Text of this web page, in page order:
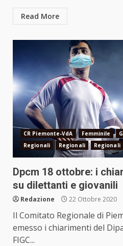
Read More
CR Piemonte-VdA Femminile
Regionali
Regionali Regionali
Dpcm 18 ottobre: i
su dilettanti e giovanili
Redazione 22 Ottobre 2020
Il Comitato Regionale di
emesso i chiarimenti del
FIGC...